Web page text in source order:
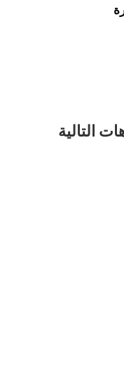
التالية